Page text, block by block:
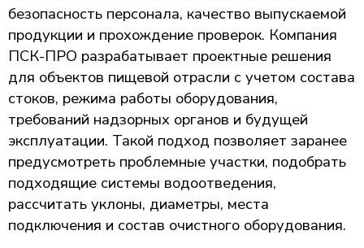
безопасность персонала, качество выпускаемой
продукции и прохождение проверок. Компания
ПСК-ПРО разрабатывает проектные решения
для объектов пищевой отрасли с учетом состава
стоков, режима работы оборудования,
требований надзорных органов и будущей
эксплуатации. Такой подход позволяет заранее
предусмотреть проблемные участки, подобрать
подходящие системы водоотведения,
рассчитать уклоны, диаметры, места
подключения и состав очистного оборудования.